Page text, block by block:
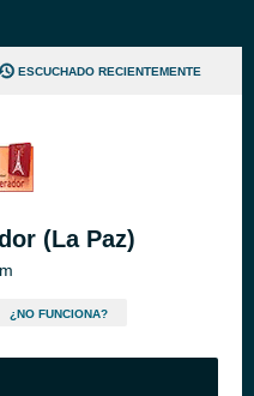
ESCUCHADO RECIENTEMENTE
(La Paz)
¿NO FUNCIONA?